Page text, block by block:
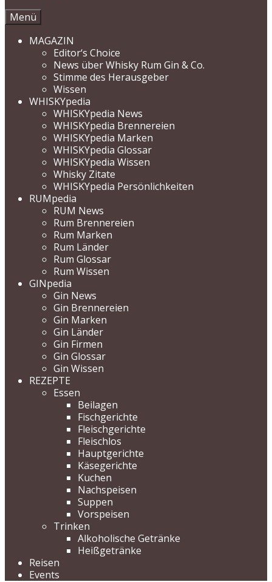
Menü
MAGAZIN
Editor‘s Choice
News über Whisky Rum Gin & Co.
Stimme des Herausgeber
Wissen
WHISKYpedia
WHISKYpedia News
WHISKYpedia Brennereien
WHISKYpedia Marken
WHISKYpedia Glossar
WHISKYpedia Wissen
Whisky Zitate
WHISKYpedia Persönlichkeiten
RUMpedia
RUM News
Rum Brennereien
Rum Marken
Rum Länder
Rum Glossar
Rum Wissen
GINpedia
Gin News
Gin Brennereien
Gin Marken
Gin Länder
Gin Firmen
Gin Glossar
Gin Wissen
REZEPTE
Essen
Beilagen
Fischgerichte
Fleischgerichte
Fleischlos
Hauptgerichte
Käsegerichte
Kuchen
Nachspeisen
Suppen
Vorspeisen
Trinken
Alkoholische Getränke
Heißgetränke
Reisen
Events